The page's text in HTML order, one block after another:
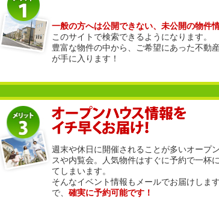
一般の方へは公開できない、未公開の物件
このサイトで検索できるようになります。
豊富な物件の中から、ご希望にあった不動
が手に入ります！
週末や休日に開催されることが多いオープ
スや内覧会。人気物件はすぐに予約で一杯
てしまいます。
そんなイベント情報もメールでお届けしま
で、 確実に予約可能です！